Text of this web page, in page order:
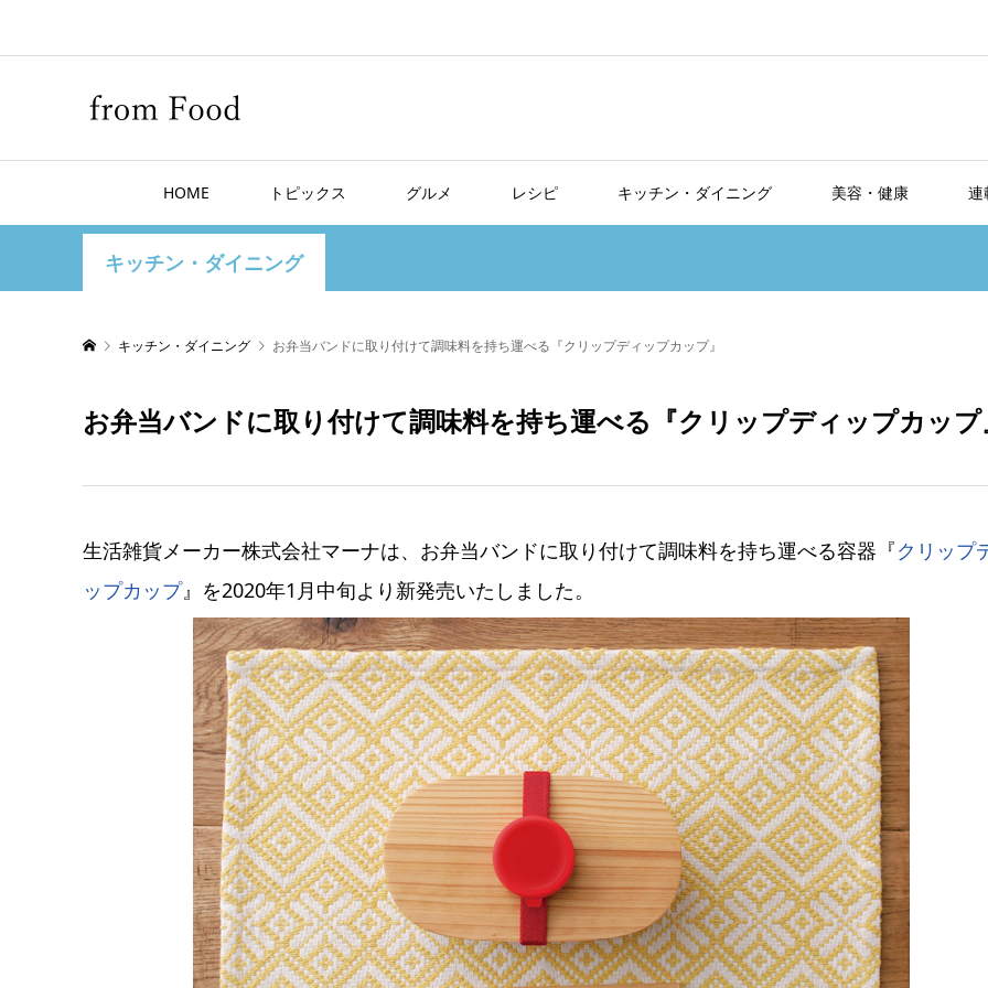
HOME トピックス グルメ レシピ キッチン・ダイニング 美容・健康 連
キッチン・ダイニング
キッチン・ダイニング お弁当バンドに取り付けて調味料を持ち運べる『クリップディップカップ』
お弁当バンドに取り付けて調味料を持ち運べる『クリップディップカップ
生活雑貨メーカー株式会社マーナは、お弁当バンドに取り付けて調味料を持ち運べる容器『クリップ
ップカップ』を2020年1月中旬より新発売いたしました。